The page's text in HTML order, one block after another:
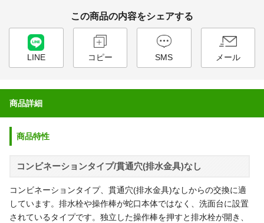
この商品の内容をシェアする
LINE コピー SMS メール
商品詳細
商品特性
コンビネーションタイプ/貫通穴(排水金具)なし
コンビネーションタイプ、貫通穴(排水金具)なしからの交換に適
しています。排水栓や操作棒が蛇口本体ではなく、洗面台に設置
されているタイプです。独立した操作棒を押すと排水栓が開き、